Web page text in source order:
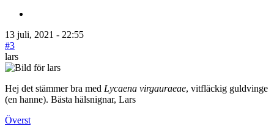
13 juli, 2021 - 22:55
#3
lars
Hej det stämmer bra med Lycaena virgauraeae, vitfläckig guldvinge
(en hanne). Bästa hälsnignar, Lars
Överst